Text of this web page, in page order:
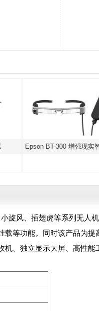
旋风、插翅虎等系列无人
等功能。同时该产品为提
、独立显示大屏、高性能